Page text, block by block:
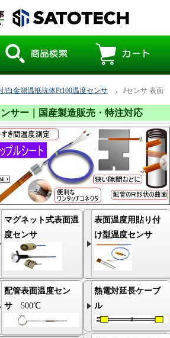
/白金測温抵抗体Pt100温度センサ Jセンサ 表面
サー｜国産製造販売・特注対応
マグネット式表面温
度センサ
配管表面温度セン
サ500℃
表面温度用貼り付
け型温度センサ
熱電対延長ケーブ
ル